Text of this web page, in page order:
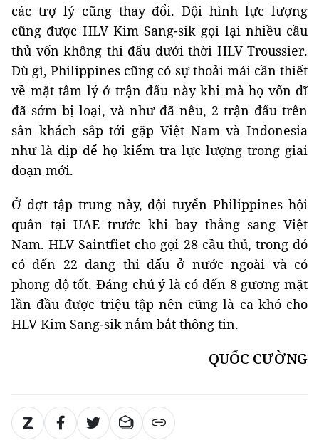
các trợ lý cũng thay đổi. Đội hình lực lượng
cũng được HLV Kim Sang-sik gọi lại nhiều cầu
thủ vốn không thi đấu dưới thời HLV Troussier.
Dù gì, Philippines cũng có sự thoải mái cần thiết
về mặt tâm lý ở trận đấu này khi mà họ vốn dĩ
đã sớm bị loại, và như đã nêu, 2 trận đấu trên
sân khách sắp tới gặp Việt Nam và Indonesia
như là dịp để họ kiểm tra lực lượng trong giai
đoạn mới.
Ở đợt tập trung này, đội tuyển Philippines hội
quân tại UAE trước khi bay thẳng sang Việt
Nam. HLV Saintfiet cho gọi 28 cầu thủ, trong đó
có đến 22 đang thi đấu ở nước ngoài và có
phong độ tốt. Đáng chú ý là có đến 8 gương mặt
lần đầu được triệu tập nên cũng là ca khó cho
HLV Kim Sang-sik nắm bắt thông tin.
QUỐC CƯỜNG